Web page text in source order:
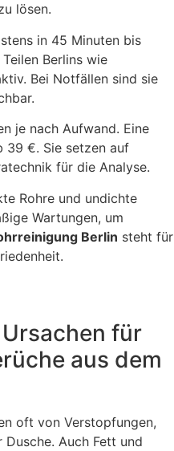
lösen.
in 45 Minuten bis
Berlins wie
Bei Notfällen sind sie
je nach Aufwand. Eine
39 €. Sie setzen auf
für die Analyse.
Rohre und undichte
Wartungen, um
Berlin steht für
für
aus dem
oft von Verstopfungen,
Auch Fett und